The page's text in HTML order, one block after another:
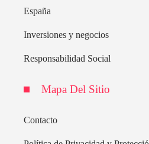
España
Inversiones y negocios
Responsabilidad Social
Mapa Del Sitio
Contacto